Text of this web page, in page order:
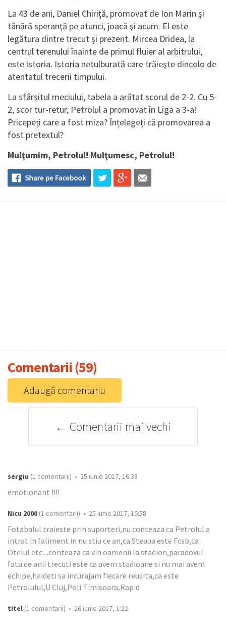
La 43 de ani, Daniel Chiriţă, promovat de Ion Marin şi
tânără speranţă pe atunci, joacă şi acum. El este
legătura dintre trecut şi prezent. Mircea Dridea, la
centrul terenului înainte de primul fluier al arbitrului,
este istoria. Istoria netulburată care trăieşte dincolo de
atentatul trecerii timpului.
La sfârșitul meciului, tabela a arătat scorul de 2-2. Cu 5-
2, scor tur-retur, Petrolul a promovat în Liga a 3-a!
Pricepeți care a fost miza? Înțelegeți că promovarea a
fost pretextul?
Mulţumim, Petrolul! Mulţumesc, Petrolul!
Comentarii (59)
Adaugă comentariu
← Comentarii mai vechi
sergiu (1 comentarii) • 25 iunie 2017, 16:38
emotionant !!!!
Nicu 2000 (1 comentarii) • 25 iunie 2017, 16:58
Fotabalul traieste prin suporteri,nu conteaza ca Petrolul a
intrat in faliment in nu stiu ce an,ca Steaua este Fcsb,ca
Otelul etc....conteaza ca vin oamenii la stadion,paradoxul
fata de anii trecuti este ca avem stadioane si nu mai avem
echipe,haideti sa incurajam fiecare reusita,ca este
Petrolulul,U Cluj,Poli Timisoara,Rapid
titel (1 comentarii) • 26 iunie 2017, 1:22